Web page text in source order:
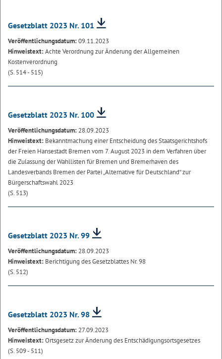
Gesetzblatt 2023 Nr. 101
Veröffentlichungsdatum:09.11.2023
Hinweistext:Achte Verordnung zur Änderung der Allgemeinen
Kostenverordnung
(S. 514 - 515)
Gesetzblatt 2023 Nr. 100
Veröffentlichungsdatum: 28.09.2023
Hinweistext: Bekanntmachung einer Entscheidung des Staatsgerichtshofs
der Freien Hansestadt Bremen vom 7. August 2023 in dem Verfahren über
die Zulassung der Wahllisten für Bremen und Bremerhaven des
Landesverbands Bremen der Partei „Alternative für Deutschland“ zur
Bürgerschaftswahl 2023
(S. 513)
Gesetzblatt 2023 Nr. 99
Veröffentlichungsdatum: 28.09.2023
Hinweistext: Berichtigung des Gesetzblattes Nr. 98
(S. 512)
Gesetzblatt 2023 Nr. 98
Veröffentlichungsdatum: 27.09.2023
Hinweistext:Ortsgesetz zur Änderung des Entschädigungsortsgesetzes
(S. 509 - 511)